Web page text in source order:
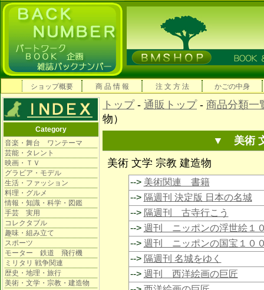
ショップ概要 商 品 情 報 注 文 方 法 かごの中身
Category
音楽・舞台 ワンテーマ
芸能・タレント
映画・ＴＶ
グラビア・モデル
生活・ファッション
料理・グルメ
情報・知識・科学・図鑑
手芸 実用
コレクタブル
趣味・組み立て
スポーツ
モーター 鉄道 飛行機
ミリタリ 戦争関連
歴史・地理・旅行
美術・文学・宗教・建造物
トップ- 通販トップ- 商品分類一
物）
▼ 美術
美術 文学 宗教 建造物
--> 美術関連 書籍
--> 隔週刊 決定版 日本の名城
--> 隔週刊 古寺行こう
--> 週刊 ニッポンの浮世絵１
--> 週刊 ニッポンの国宝１０
--> 隔週刊 名城をゆく
--> 週刊 西洋絵画の巨匠